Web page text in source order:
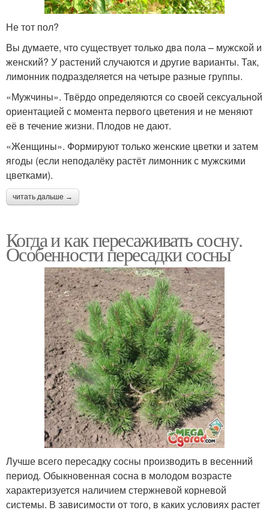
Не тот пол?
Вы думаете, что существует только два пола – мужской и
женский? У растений случаются и другие варианты. Так,
лимонник подразделяется на четыре разные группы.
«Мужчины». Твёрдо определяются со своей сексуальной
ориентацией с момента первого цветения и не меняют
её в течение жизни. Плодов не дают.
«Женщины». Формируют только женские цветки и затем
ягоды (если неподалёку растёт лимонник с мужскими
цветками).
читать дальше →
Когда и как пересаживать сосну.
Особенности пересадки сосны
Лучше всего пересадку сосны производить в весенний
период. Обыкновенная сосна в молодом возрасте
характеризуется наличием стержневой корневой
системы. В зависимости от того, в каких условиях растет